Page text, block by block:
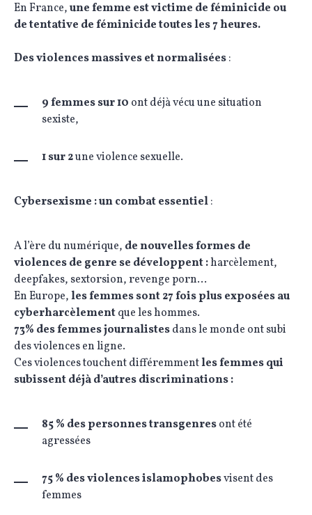
En France,une femme est victime de féminicide ou
de tentative de féminicide toutes les 7 heures.
Des violences massives et normalisées:
9 femmes sur 10 ont déjà vécu une situation
sexiste,
1 sur 2une violence sexuelle.
Cybersexisme : un combat essentiel:
A l’ère du numérique, de nouvelles formes de
violences de genre se développent :harcèlement,
deepfakes, sextorsion, revenge porn…
En Europe,les femmes sont 27 fois plus exposées au
cyberharcèlementque les hommes.
73% des femmes journalistesdans le monde ont subi
des violences en ligne.
Ces violences touchent différemmentles femmes qui
subissent déjà d’autres discriminations :
85 % des personnes transgenresont été
agressées
75 % des violences islamophobesvisent des
femmes